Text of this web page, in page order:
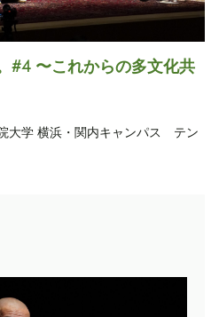
#4 〜これからの多文化共
大学 横浜・関内キャンパス テン